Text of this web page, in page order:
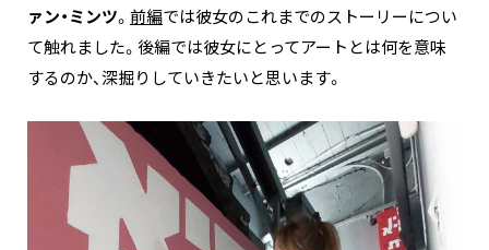
ァン・ミンツ。 前編では彼女のこれまでのストーリーについ
て触れました。後編では彼女にとってアートとは何を意味
するのか、深掘りしていきたいと思います。